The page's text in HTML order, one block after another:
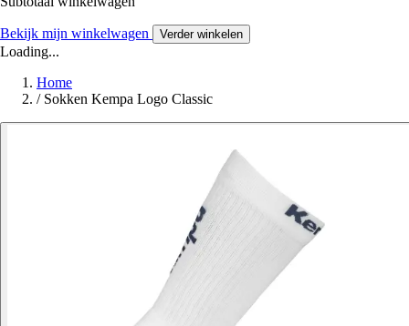
Bekijk mijn winkelwagen Verder winkelen
Loading...
Home
/ Sokken Kempa Logo Classic